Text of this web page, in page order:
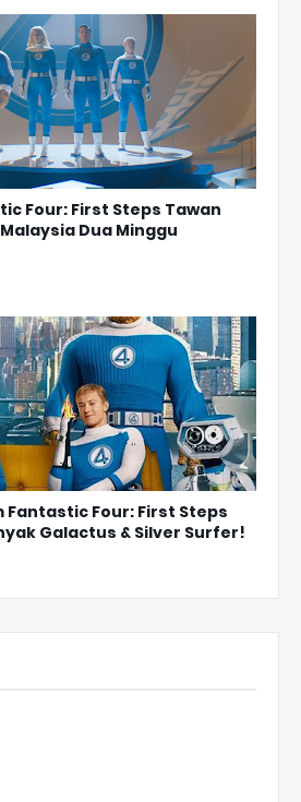
Four: First Steps Tawan
Dua Minggu
Fantastic Four: First Steps
Galactus & Silver Surfer!